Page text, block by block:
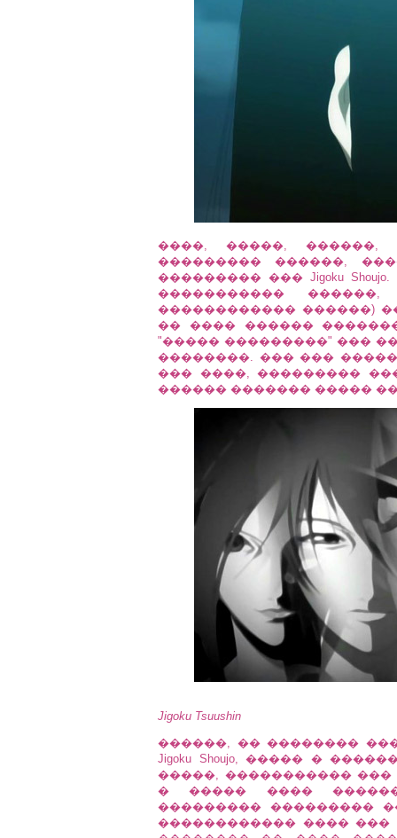
����, �����, ������,
��������� ������,
��������� ��� Jigoku
�����������
������������ ������)
�� ���� ������
"����� ���������" ���
��������. ��� ���
��� ����, ���������
������ ������� �����
Jigoku Tsuushin
������, �� ��������
Jigoku Shoujo, ����� �
�����, �����������
� ����� ����
��������� ���������
������������ ���� ���